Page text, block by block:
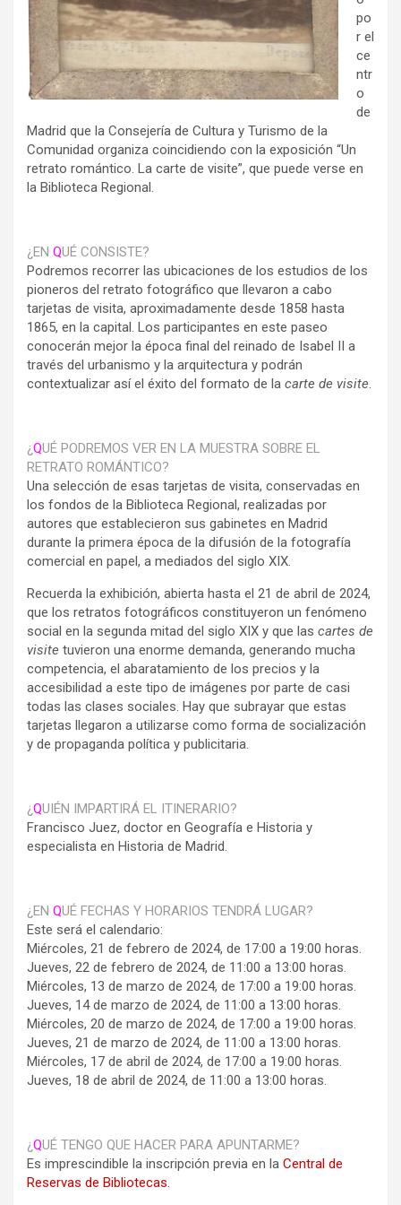
po
r el
ce
ntr
o
de
Madrid que la Consejería de Cultura y Turismo de la
Comunidad organiza coincidiendo con la exposición “Un
retrato romántico. La carte de visite”, que puede verse en
la Biblioteca Regional.
¿EN QUÉ CONSISTE?
Podremos recorrer las ubicaciones de los estudios de los
pioneros del retrato fotográfico que llevaron a cabo
tarjetas de visita, aproximadamente desde 1858 hasta
1865, en la capital. Los participantes en este paseo
conocerán mejor la época final del reinado de Isabel II a
través del urbanismo y la arquitectura y podrán
contextualizar así el éxito del formato de la carte de visite.
¿QUÉ PODREMOS VER EN LA MUESTRA SOBRE EL
RETRATO ROMÁNTICO?
Una selección de esas tarjetas de visita, conservadas en
los fondos de la Biblioteca Regional, realizadas por
autores que establecieron sus gabinetes en Madrid
durante la primera época de la difusión de la fotografía
comercial en papel, a mediados del siglo XIX.
Recuerda la exhibición, abierta hasta el 21 de abril de 2024,
que los retratos fotográficos constituyeron un fenómeno
social en la segunda mitad del siglo XIX y que las cartes de
visite tuvieron una enorme demanda, generando mucha
competencia, el abaratamiento de los precios y la
accesibilidad a este tipo de imágenes por parte de casi
todas las clases sociales. Hay que subrayar que estas
tarjetas llegaron a utilizarse como forma de socialización
y de propaganda política y publicitaria.
¿QUIÉN IMPARTIRÁ EL ITINERARIO?
Francisco Juez, doctor en Geografía e Historia y
especialista en Historia de Madrid.
¿EN QUÉ FECHAS Y HORARIOS TENDRÁ LUGAR?
Este será el calendario:
Miércoles, 21 de febrero de 2024, de 17:00 a 19:00 horas.
Jueves, 22 de febrero de 2024, de 11:00 a 13:00 horas.
Miércoles, 13 de marzo de 2024, de 17:00 a 19:00 horas.
Jueves, 14 de marzo de 2024, de 11:00 a 13:00 horas.
Miércoles, 20 de marzo de 2024, de 17:00 a 19:00 horas.
Jueves, 21 de marzo de 2024, de 11:00 a 13:00 horas.
Miércoles, 17 de abril de 2024, de 17:00 a 19:00 horas.
Jueves, 18 de abril de 2024, de 11:00 a 13:00 horas.
¿QUÉ TENGO QUE HACER PARA APUNTARME?
Es imprescindible la inscripción previa en la Central de
Reservas de Bibliotecas.